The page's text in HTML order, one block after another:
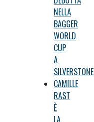
NELLA
BAGGER
WORLD
CUP
A
SILVERSTONE
CAMILLE
RAST
È